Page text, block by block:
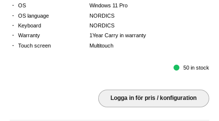
· OS Windows 11 Pro
· OS language NORDICS
· Keyboard NORDICS
· Warranty 1Year Carry in warranty
· Touch screen Multitouch
50 in stock
Logga in för pris / konfiguration